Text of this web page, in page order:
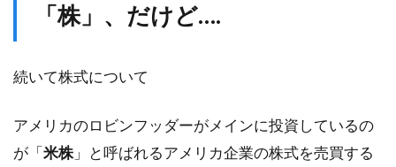
「株」、だけど….
続いて株式について
アメリカのロビンフッダーがメインに投資しているの
が「米株 」と呼ばれるアメリカ企業の株式を売買する